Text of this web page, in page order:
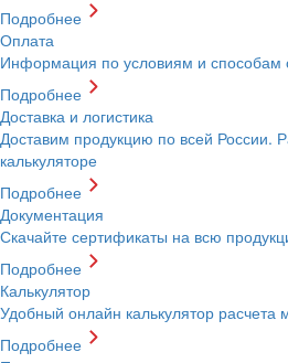
Подробнее
Оплата
Информация по условиям и способам
Подробнее
Доставка и логистика
Доставим продукцию по всей России.
калькуляторе
Подробнее
Документация
Скачайте сертификаты на всю
Подробнее
Калькулятор
Удобный онлайн калькулятор расчета
Подробнее